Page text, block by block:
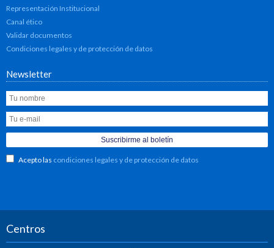
Representación Institucional
Canal ético
Validar documentos
Condiciones legales y de protección de datos
Newsletter
Acepto las condiciones legales y de protección de datos
Centros